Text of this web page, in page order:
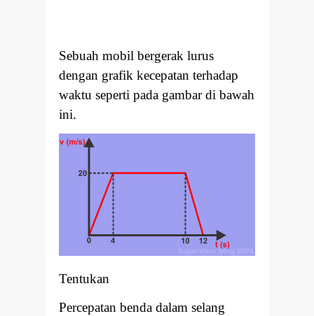
Sebuah mobil bergerak lurus
dengan grafik kecepatan terhadap
waktu seperti pada gambar di bawah
ini.
Tentukan
Percepatan benda dalam selang